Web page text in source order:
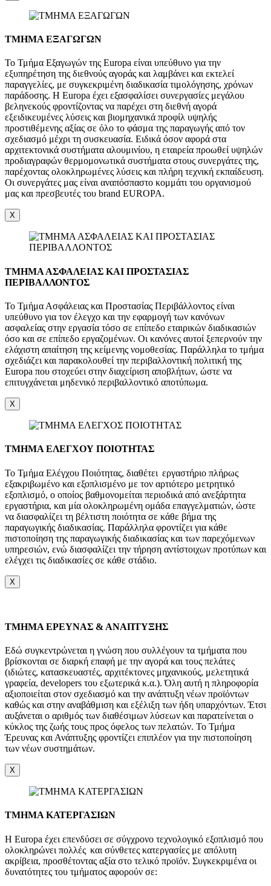
ΤΜΗΜΑ ΕΞΑΓΩΓΩΝ
Το Τμήμα Εξαγωγών της Europa είναι υπεύθυνο για την
εξυπηρέτηση της διεθνούς αγοράς και λαμβάνει και εκτελεί
παραγγελίες, με συγκεκριμένη διαδικασία τιμολόγησης, χρόνων
παράδοσης. Η Europa έχει εξασφαλίσει συνεργασίες μεγάλου
βεληνεκούς φροντίζοντας να παρέχει στη διεθνή αγορά
εξειδικευμένες λύσεις και βιομηχανικά προφίλ υψηλής
προστιθέμενης αξίας σε όλο το φάσμα της παραγωγής από τον
σχεδιασμό μέχρι τη συσκευασία. Ειδικά όσον αφορά στα
αρχιτεκτονικά συστήματα αλουμινίου, η εταιρεία προωθεί υψηλών
προδιαγραφών θερμομονωτικά συστήματα στους συνεργάτες της,
παρέχοντας ολοκληρωμένες λύσεις και πλήρη τεχνική εκπαίδευση.
Οι συνεργάτες μας είναι αναπόσπαστο κομμάτι του οργανισμού
μας και πρεσβευτές του brand EUROPA.
X
ΤΜΗΜΑ ΑΣΦΑΛΕΙΑΣ ΚΑΙ ΠΡΟΣΤΑΣΙΑΣ
ΠΕΡΙΒΑΛΛΟΝΤΟΣ
Το Τμήμα Ασφάλειας και Προστασίας Περιβάλλοντος είναι
υπεύθυνο για τον έλεγχο και την εφαρμογή των κανόνων
ασφαλείας στην εργασία τόσο σε επίπεδο εταιρικών διαδικασιών
όσο και σε επίπεδο εργαζομένων. Οι κανόνες αυτοί ξεπερνούν την
ελάχιστη απαίτηση της κείμενης νομοθεσίας. Παράλληλα το τμήμα
σχεδιάζει και παρακολουθεί την περιβαλλοντική πολιτική της
Europa που στοχεύει στην διαχείριση αποβλήτων, ώστε να
επιτυγχάνεται μηδενικό περιβαλλοντικό αποτύπωμα.
X
ΤΜΗΜΑ ΕΛΕΓΧΟΥ ΠΟΙΟΤΗΤΑΣ
Το Τμήμα Ελέγχου Ποιότητας, διαθέτει εργαστήριο πλήρως
εξακριβωμένο και εξοπλισμένο με τον αρτιότερο μετρητικό
εξοπλισμό, ο οποίος βαθμονομείται περιοδικά από ανεξάρτητα
εργαστήρια, και μία ολοκληρωμένη ομάδα επαγγελματιών, ώστε
να διασφαλίζει τη βέλτιστη ποιότητα σε κάθε βήμα της
παραγωγικής διαδικασίας. Παράλληλα φροντίζει για κάθε
πιστοποίηση της παραγωγικής διαδικασίας και των παρεχόμενων
υπηρεσιών, ενώ διασφαλίζει την τήρηση αντίστοιχων προτύπων και
ελέγχει τις διαδικασίες σε κάθε στάδιο.
X
TMHMA ΕΡΕΥΝΑΣ & ΑΝΑΠΤΥΞΗΣ
Εδώ συγκεντρώνεται η γνώση που συλλέγουν τα τμήματα που
βρίσκονται σε διαρκή επαφή με την αγορά και τους πελάτες
(ιδιώτες, κατασκευαστές, αρχιτέκτονες μηχανικούς, μελετητικά
γραφεία, developers του εξωτερικά κ.α.). Όλη αυτή η πληροφορία
αξιοποιείται στον σχεδιασμό και την ανάπτυξη νέων προϊόντων
καθώς και στην αναβάθμιση και εξέλιξη των ήδη υπαρχόντων. Έτσι
αυξάνεται ο αριθμός των διαθέσιμων λύσεων και παρατείνεται ο
κύκλος της ζωής τους προς όφελος των πελατών. Το Τμήμα
Έρευνας και Ανάπτυξης φροντίζει επιπλέον για την πιστοποίηση
των νέων συστημάτων.
X
ΤΜΗΜΑ ΚΑΤΕΡΓΑΣΙΩΝ
Η Europa έχει επενδύσει σε σύγχρονο τεχνολογικό εξοπλισμό που
ολοκληρώνει πολλές και σύνθετες κατεργασίες με απόλυτη
ακρίβεια, προσθέτοντας αξία στο τελικό προϊόν. Συγκεκριμένα οι
δυνατότητες του τμήματος αφορούν σε: